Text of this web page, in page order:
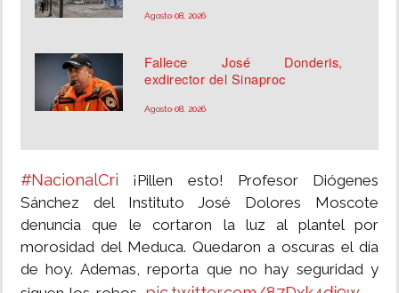
Agosto 08, 2026
Fallece José Donderis,
exdirector del Sinaproc
Agosto 08, 2026
#NacionalCri ¡Pillen esto! Profesor Diógenes
Sánchez del Instituto José Dolores Moscote
denuncia que le cortaron la luz al plantel por
morosidad del Meduca. Quedaron a oscuras el día
de hoy. Ademas, reporta que no hay seguridad y